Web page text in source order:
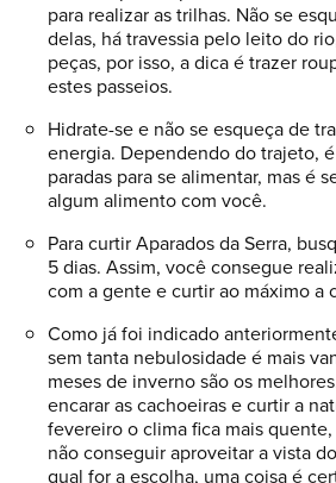
para realizar as trilhas. Não se
delas, há travessia pelo leito do
peças, por isso, a dica é trazer
estes passeios.
Hidrate-se e não se esqueça de
energia. Dependendo do trajeto,
paradas para se alimentar, mas é
algum alimento com você.
Para curtir Aparados da Serra,
5 dias. Assim, você consegue
com a gente e curtir ao máximo a
Como já foi indicado
sem tanta nebulosidade é mais
meses de inverno são os
encarar as cachoeiras e curtir a
fevereiro o clima fica mais
não conseguir aproveitar a vista
qual for a escolha, uma coisa é